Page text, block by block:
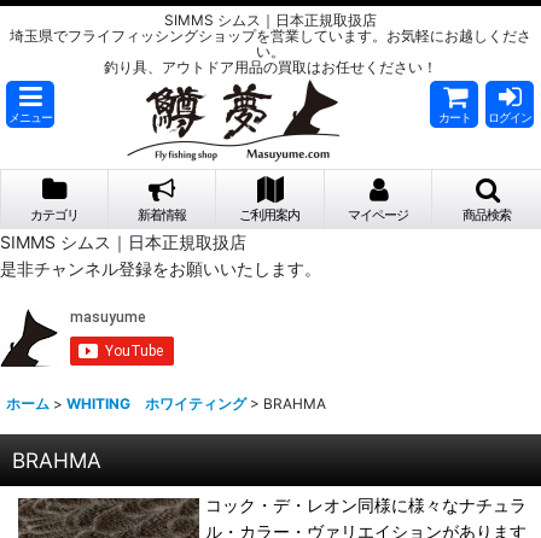
SIMMS シムス｜日本正規取扱店
埼玉県でフライフィッシングショップを営業しています。お気軽にお越しくださ
い。
釣り具、アウトドア用品の買取はお任せください！
メニュー カート ログイン
カテゴリ 新着情報 ご利用案内 マイページ 商品検索
SIMMS シムス｜日本正規取扱店
是非チャンネル登録をお願いいたします。
ホーム > WHITING ホワイティング > BRAHMA
BRAHMA
コック・デ・レオン同様に様々なナチュラ
ル・カラー・ヴァリエイションがあります